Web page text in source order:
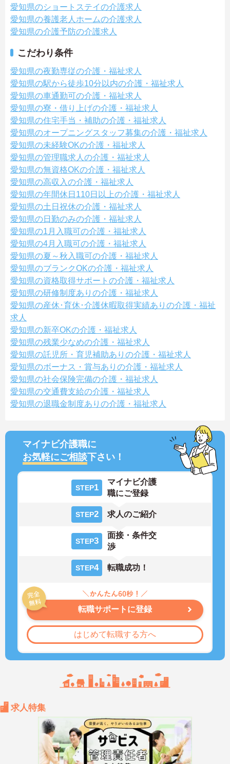
愛知県のショートステイの介護求人
愛知県の養護老人ホームの介護求人
愛知県の介護予防の介護求人
こだわり条件
愛知県の夜勤専従の介護・福祉求人
愛知県の駅から徒歩10分以内の介護・福祉求人
愛知県の車通勤可の介護・福祉求人
愛知県の寮・借り上げの介護・福祉求人
愛知県の住宅手当・補助の介護・福祉求人
愛知県のオープニングスタッフ募集の介護・福祉求人
愛知県の未経験OKの介護・福祉求人
愛知県の管理職求人の介護・福祉求人
愛知県の無資格OKの介護・福祉求人
愛知県の高収入の介護・福祉求人
愛知県の年間休日110日以上の介護・福祉求人
愛知県の土日祝休の介護・福祉求人
愛知県の日勤のみの介護・福祉求人
愛知県の1月入職可の介護・福祉求人
愛知県の4月入職可の介護・福祉求人
愛知県の夏～秋入職可の介護・福祉求人
愛知県のブランクOKの介護・福祉求人
愛知県の資格取得サポートの介護・福祉求人
愛知県の研修制度ありの介護・福祉求人
愛知県の産休･育休･介護休暇取得実績ありの介護・福祉
求人
愛知県の新卒OKの介護・福祉求人
愛知県の残業少なめの介護・福祉求人
愛知県の託児所・育児補助ありの介護・福祉求人
愛知県のボーナス・賞与ありの介護・福祉求人
愛知県の社会保険完備の介護・福祉求人
愛知県の交通費支給の介護・福祉求人
愛知県の退職金制度ありの介護・福祉求人
マイナビ介護職に
お気軽にご相談下さい！
STEP1
マイナビ介護
職にご登録
STEP2 求人のご紹介
STEP3
面接・条件交
渉
STEP4 転職成功！
転職サポートに登録
はじめて転職する方へ
求人特集